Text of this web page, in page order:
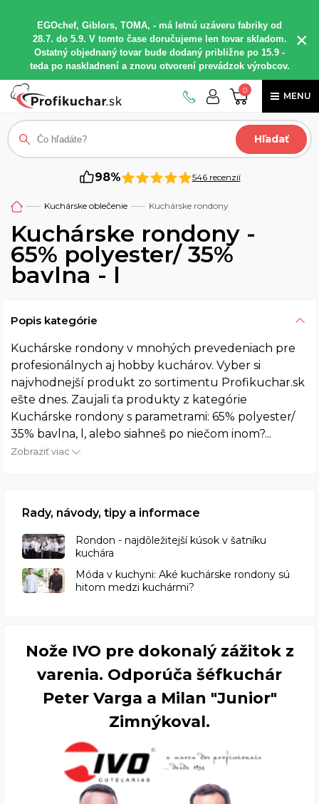
EGOchef, Giblors, TOMA, - má letnú uzáveru fabriky od
28.7. do 5.9. V tomto čase doručujeme len tovar skladom.
Ostatný objednaný tovar bude dodaný približne po 15.9 -
teda po naskladnení a znovu otvorení prevádzok výrobcov.
×
0
MENU
Hľadať
98% 546 recenzií
Kuchárske oblečenie Kuchárske rondony
Kuchárske rondony -
65% polyester/ 35%
bavlna - l
Popis kategórie
Kuchárske rondony v mnohých prevedeniach pre
profesionálnych aj hobby kuchárov. Vyber si
najvhodnejší produkt zo sortimentu Profikuchar.sk
ešte dnes. Zaujali ťa produkty z kategórie
Kuchárske rondony s parametrami: 65% polyester/
35% bavlna, l, alebo siahneš po niečom inom?...
Zobraziť viac
Rady, návody, tipy a informace
Rondon - najdôležitejší kúsok v šatníku
kuchára
​Móda v kuchyni: Aké kuchárske rondony sú
hitom medzi kuchármi?
Nože IVO pre dokonalý zážitok z
varenia. Odporúča šéfkuchár
Peter Varga a Milan "Junior"
Zimnýkoval.